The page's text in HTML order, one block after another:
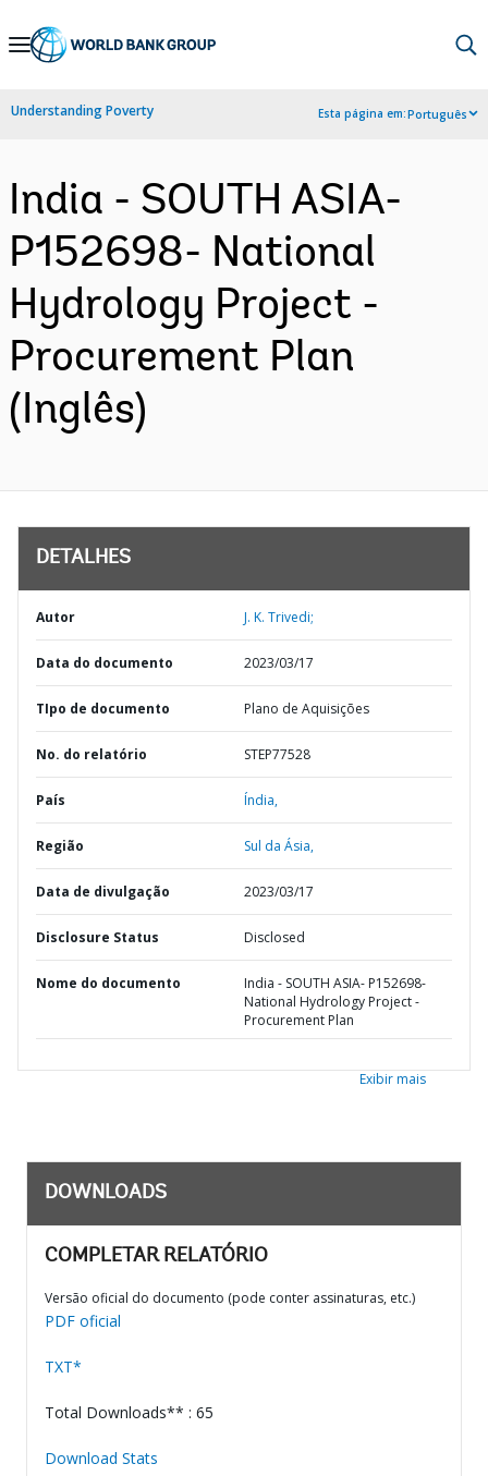
Skip
Navigation
Understanding Poverty Esta página em:Português
India - SOUTH ASIA-
P152698- National
Hydrology Project -
Procurement Plan
(Inglês)
DETALHES
Autor J. K. Trivedi;
Data do documento 2023/03/17
TIpo de documento Plano de Aquisições
No. do relatório STEP77528
País Índia,
Região Sul da Ásia,
Data de divulgação 2023/03/17
Disclosure Status Disclosed
Nome do documento
India - SOUTH ASIA- P152698-
National Hydrology Project -
Procurement Plan
Exibir mais
DOWNLOADS
COMPLETAR RELATÓRIO
Versão oficial do documento (pode conter assinaturas, etc.)
PDF oficial
TXT*
Total Downloads** : 65
Download Stats